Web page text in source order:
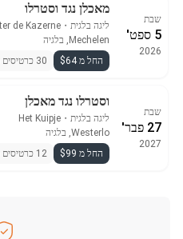
שבת
5 ספט'
2026
מאכלן נגד וסטרלו
ליגה בלגית ・
de Kazerne
Mechelen, בלגיה
החל מ $64
30 כרטיסים זמינים
שבת
27 פבר'
2027
וסטרלו נגד מאכלן
ליגה בלגית ・
Het Kuipje
Westerlo, בלגיה
החל מ $99
12 כרטיסים זמינים